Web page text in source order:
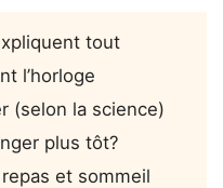
tout
l’horloge
(selon la science)
plus tôt?
et sommeil